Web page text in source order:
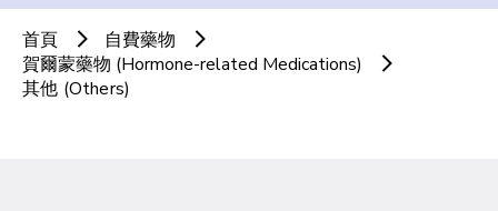
首頁
自費藥物
賀爾蒙藥物 (Hormone-related Medications)
其他 (Others)